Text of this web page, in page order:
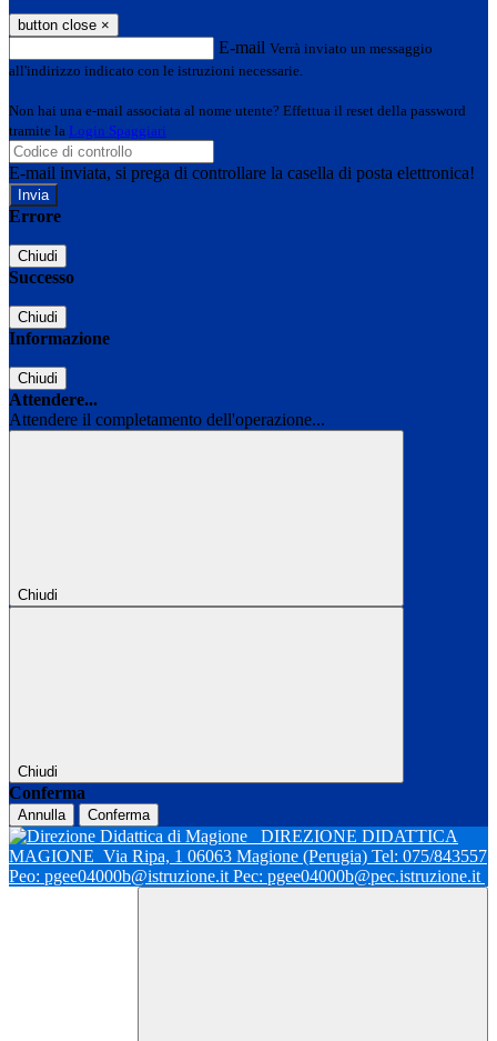
button close ×
E-mail Verrà inviato un messaggio
all'indirizzo indicato con le istruzioni necessarie.
Non hai una e-mail associata al nome utente? Effettua il reset della password
tramite la Login Spaggiari
E-mail inviata, si prega di controllare la casella di posta elettronica!
Errore
Chiudi
Successo
Chiudi
Informazione
Chiudi
Attendere...
Attendere il completamento dell'operazione...
Chiudi
Chiudi
Conferma
Annulla Conferma
DIREZIONE DIDATTICA
MAGIONE Via Ripa, 1 06063 Magione (Perugia) Tel: 075/843557
Peo: pgee04000b@istruzione.it Pec: pgee04000b@pec.istruzione.it